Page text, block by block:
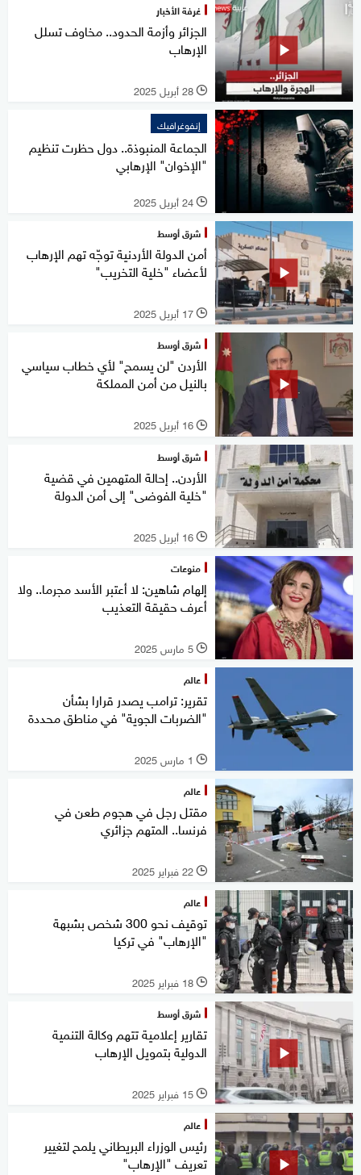
غرفة الأخبار
الجزائر وأزمة الحدود.. مخاوف تسلل
الإرهاب
l 28 أبريل 2025
إنفوغرافيك
الجماعة المنبوذة.. دول حظرت تنظيم
"الإخوان" الإرهابي
l 24 أبريل 2025
شرق أوسط
أمن الدولة الأردنية توجّه تهم الإرهاب
لأعضاء "خلية التخريب"
l 17 أبريل 2025
شرق أوسط
الأردن "لن يسمح" لأي خطاب سياسي
بالنيل من أمن المملكة
l 16 أبريل 2025
شرق أوسط
الأردن.. إحالة المتهمين في قضية
"خلية الفوضى" إلى أمن الدولة
l 16 أبريل 2025
منوعات
إلهام شاهين: لا أعتبر الأسد مجرما.. ولا
أعرف حقيقة التعذيب
l 5 مارس 2025
عالم
تقرير: ترامب يصدر قرارا بشأن
"الضربات الجوية" في مناطق محددة
l 1 مارس 2025
عالم
مقتل رجل في هجوم طعن في
فرنسا.. المتهم جزائري
l 22 فبراير 2025
عالم
توقيف نحو 300 شخص بشبهة
"الإرهاب" في تركيا
l 18 فبراير 2025
شرق أوسط
تقارير إعلامية تتهم وكالة التنمية
الدولية بتمويل الإرهاب
l 15 فبراير 2025
عالم
رئيس الوزراء البريطاني يلمح لتغيير
تعريف "الإرهاب"